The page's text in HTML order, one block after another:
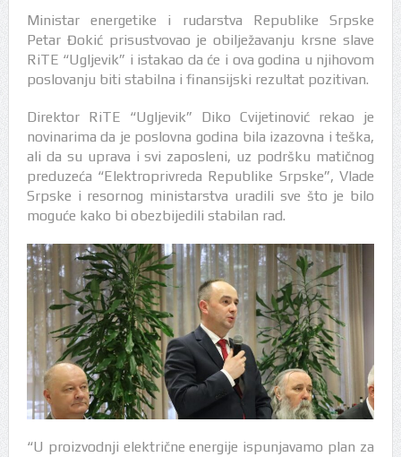
Ministar energetike i rudarstva Republike Srpske
Petar Đokić prisustvovao je obilježavanju krsne slave
RiTE “Ugljevik” i istakao da će i ova godina u njihovom
poslovanju biti stabilna i finansijski rezultat pozitivan.
Direktor RiTE “Ugljevik” Diko Cvijetinović rekao je
novinarima da je poslovna godina bila izazovna i teška,
ali da su uprava i svi zaposleni, uz podršku matičnog
preduzeća “Elektroprivreda Republike Srpske”, Vlade
Srpske i resornog ministarstva uradili sve što je bilo
moguće kako bi obezbijedili stabilan rad.
“U proizvodnji električne energije ispunjavamo plan za